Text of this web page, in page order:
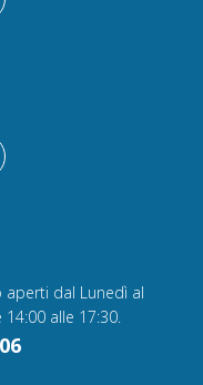
aperti dal Lunedì al
alle 17:30.